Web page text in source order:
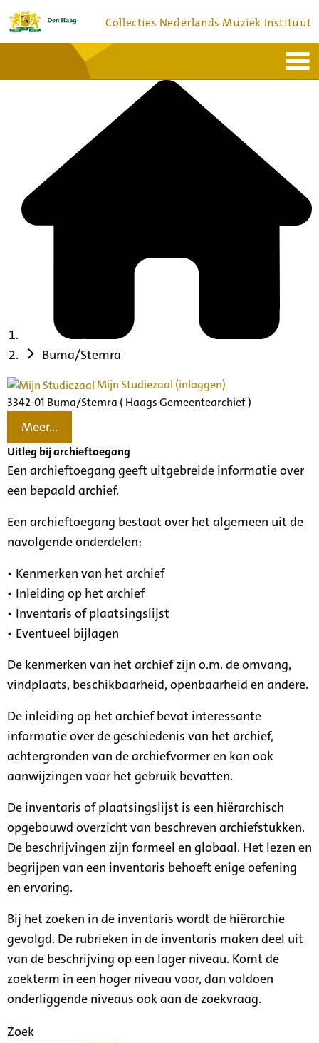
Collecties Nederlands Muziek Instituut
Bronnen en collecties
Buma/Stemra
Mijn Studiezaal (inloggen)
3342-01 Buma/Stemra ( Haags Gemeentearchief )
Meer...
Uitleg bij archieftoegang
Een archieftoegang geeft uitgebreide informatie over
een bepaald archief.
Een archieftoegang bestaat over het algemeen uit de
navolgende onderdelen:
• Kenmerken van het archief
• Inleiding op het archief
• Inventaris of plaatsingslijst
• Eventueel bijlagen
De kenmerken van het archief zijn o.m. de omvang,
vindplaats, beschikbaarheid, openbaarheid en andere.
De inleiding op het archief bevat interessante
informatie over de geschiedenis van het archief,
achtergronden van de archiefvormer en kan ook
aanwijzingen voor het gebruik bevatten.
De inventaris of plaatsingslijst is een hiërarchisch
opgebouwd overzicht van beschreven archiefstukken.
De beschrijvingen zijn formeel en globaal. Het lezen en
begrijpen van een inventaris behoeft enige oefening
en ervaring.
Bij het zoeken in de inventaris wordt de hiërarchie
gevolgd. De rubrieken in de inventaris maken deel uit
van de beschrijving op een lager niveau. Komt de
zoekterm in een hoger niveau voor, dan voldoen
onderliggende niveaus ook aan de zoekvraag.
Zoek